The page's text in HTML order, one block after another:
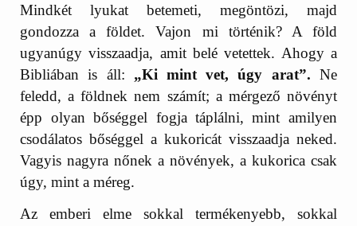
Mindkét lyukat betemeti, megöntözi, majd
gondozza a földet. Vajon mi történik? A föld
ugyanúgy visszaadja, amit belé vetettek. Ahogy a
Bibliában is áll: „Ki mint vet, úgy arat”. Ne
feledd, a földnek nem számít; a mérgező növényt
épp olyan bőséggel fogja táplálni, mint amilyen
csodálatos bőséggel a kukoricát visszaadja neked.
Vagyis nagyra nőnek a növények, a kukorica csak
úgy, mint a méreg.
Az emberi elme sokkal termékenyebb, sokkal